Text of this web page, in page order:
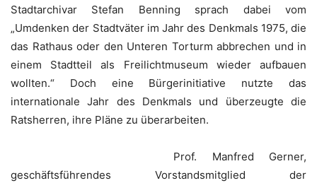
Stadtarchivar Stefan Benning sprach dabei vom
„Umdenken der Stadtväter im Jahr des Denkmals 1975, die
das Rathaus oder den Unteren Torturm abbrechen und in
einem Stadtteil als Freilichtmuseum wieder aufbauen
wollten.“ Doch eine Bürgerinitiative nutzte das
internationale Jahr des Denkmals und überzeugte die
Ratsherren, ihre Pläne zu überarbeiten.
Prof. Manfred Gerner,
geschäftsführendes Vorstandsmitglied der